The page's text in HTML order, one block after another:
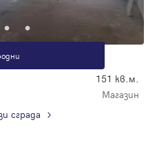
151 кв.м.
Магазин
сграда